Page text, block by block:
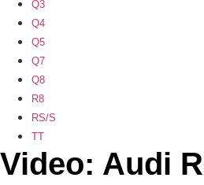
Q3
Q4
Q5
Q7
Q8
R8
RS/S
TT
Video: Audi